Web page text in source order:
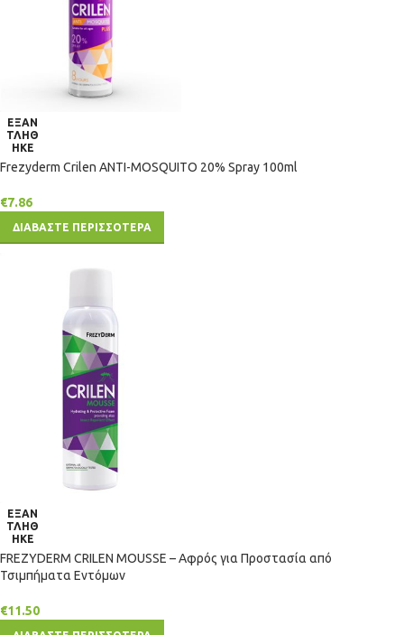
ΕΞΑΝ
ΤΛΗΘ
ΗΚΕ
Frezyderm Crilen ANTI-MOSQUITO 20% Spray 100ml
€7.86
ΔΙΑΒΑΣΤΕ ΠΕΡΙΣΣΟΤΕΡΑ
ΕΞΑΝ
ΤΛΗΘ
ΗΚΕ
FREZYDERM CRILEN MOUSSE – Αφρός για Προστασία από
Τσιμπήματα Εντόμων
€11.50